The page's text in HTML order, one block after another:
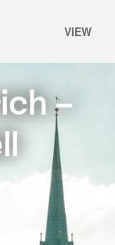
–
VIEW